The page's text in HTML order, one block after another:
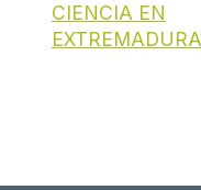
CIENCIA EN
EXTREMADURA